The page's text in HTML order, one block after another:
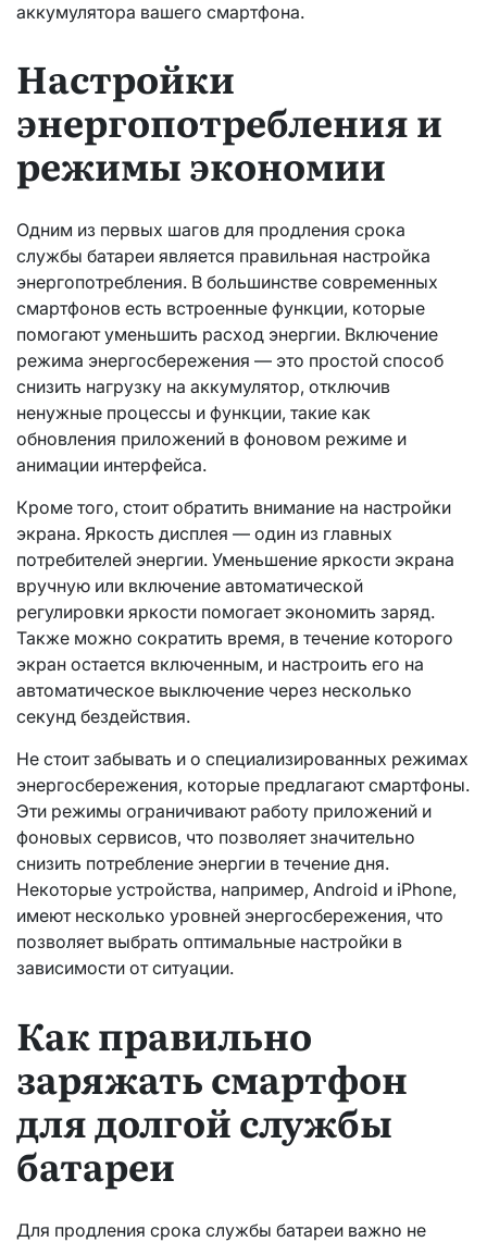
аккумулятора вашего смартфона.
Настройки
энергопотребления и
режимы экономии
Одним из первых шагов для продления срока
службы батареи является правильная настройка
энергопотребления. В большинстве современных
смартфонов есть встроенные функции, которые
помогают уменьшить расход энергии. Включение
режима энергосбережения — это простой способ
снизить нагрузку на аккумулятор, отключив
ненужные процессы и функции, такие как
обновления приложений в фоновом режиме и
анимации интерфейса.
Кроме того, стоит обратить внимание на настройки
экрана. Яркость дисплея — один из главных
потребителей энергии. Уменьшение яркости экрана
вручную или включение автоматической
регулировки яркости помогает экономить заряд.
Также можно сократить время, в течение которого
экран остается включенным, и настроить его на
автоматическое выключение через несколько
секунд бездействия.
Не стоит забывать и о специализированных режимах
энергосбережения, которые предлагают смартфоны.
Эти режимы ограничивают работу приложений и
фоновых сервисов, что позволяет значительно
снизить потребление энергии в течение дня.
Некоторые устройства, например, Android и iPhone,
имеют несколько уровней энергосбережения, что
позволяет выбрать оптимальные настройки в
зависимости от ситуации.
Как правильно
заряжать смартфон
для долгой службы
батареи
Для продления срока службы батареи важно не